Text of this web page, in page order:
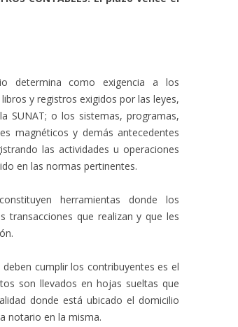
determina como exigencia a los
y registros exigidos por las leyes,
SUNAT; o los sistemas, programas,
magnéticos y demás antecedentes
las actividades u operaciones
en las normas pertinentes.
herramientas donde los
transacciones que realizan y que les
cumplir los contribuyentes es el
son llevados en hojas sueltas que
donde está ubicado el domicilio
notario en la misma.